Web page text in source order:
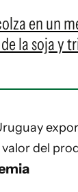
en un
la soja y
del